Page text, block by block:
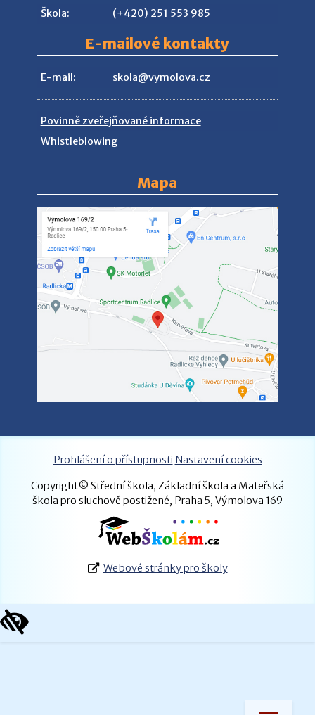
Škola: (+420) 251 553 985
E-mailové kontakty
E-mail: skola@vymolova.cz
Povinně zveřejňované informace
Whistleblowing
Mapa
Prohlášení o přístupnosti Nastavení cookies
Copyright© Střední škola, Základní škola a Mateřská
škola pro sluchově postižené, Praha 5, Výmolova 169
Webové stránky pro školy